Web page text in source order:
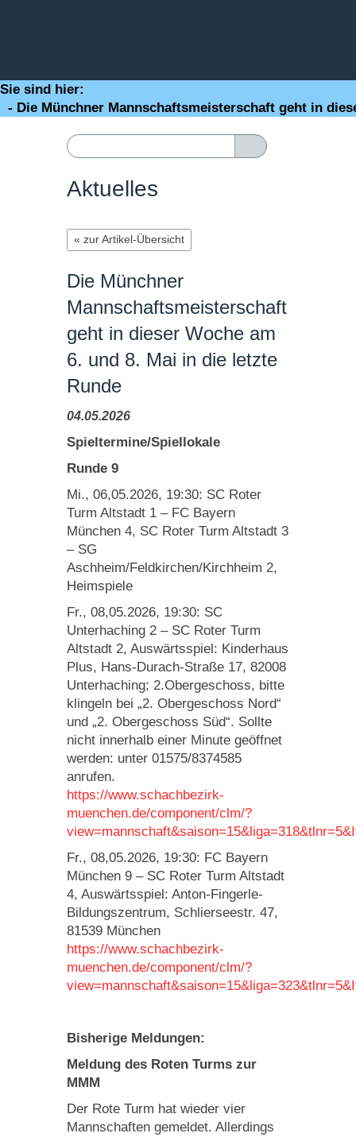
Sie sind hier:
- Die Münchner Mannschaftsmeisterschaft geht in
Aktuelles
« zur Artikel-Übersicht
Die Münchner
Mannschaftsmeisterschaft
geht in dieser Woche am
6. und 8. Mai in die letzte
Runde
04.05.2026
Spieltermine/Spiellokale
Runde 9
Mi., 06,05.2026, 19:30: SC Roter
Turm Altstadt 1 – FC Bayern
München 4, SC Roter Turm Altstadt 3
– SG
Aschheim/Feldkirchen/Kirchheim 2,
Heimspiele
Fr., 08,05.2026, 19:30: SC
Unterhaching 2 – SC Roter Turm
Altstadt 2, Auswärtsspiel: Kinderhaus
Plus, Hans-Durach-Straße 17, 82008
Unterhaching; 2.Obergeschoss, bitte
klingeln bei „2. Obergeschoss Nord“
und „2. Obergeschoss Süd“. Sollte
nicht innerhalb einer Minute geöffnet
werden: unter 01575/8374585
anrufen.
https://www.schachbezirk-
muenchen.de/component/clm/?
Fr., 08,05.2026, 19:30: FC Bayern
München 9 – SC Roter Turm Altstadt
4, Auswärtsspiel: Anton-Fingerle-
Bildungszentrum, Schlierseestr. 47,
81539 München
https://www.schachbezirk-
muenchen.de/component/clm/?
Bisherige Meldungen:
Meldung des Roten Turms zur
MMM
Der Rote Turm hat wieder vier
Mannschaften gemeldet. Allerdings